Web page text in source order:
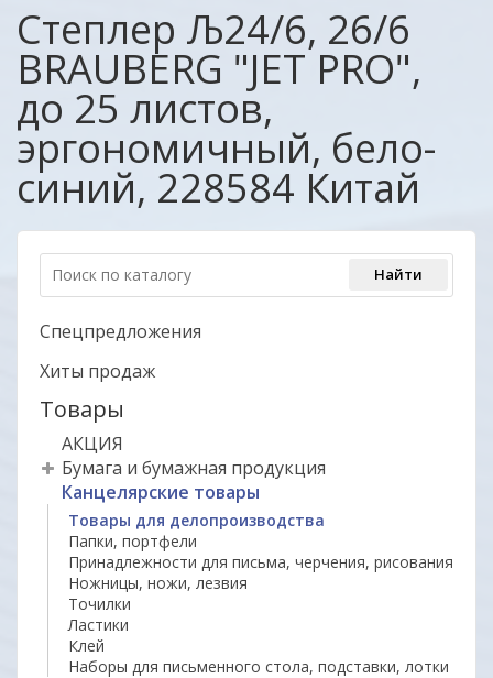
Степлер Љ24/6, 26/6
BRAUBERG "JET PRO",
до 25 листов,
эргономичный, бело-
синий, 228584 Китай
Спецпредложения
Хиты продаж
Товары
АКЦИЯ
Бумага и бумажная продукция
Канцелярские товары
Товары для делопроизводства
Папки, портфели
Принадлежности для письма, черчения, рисования
Ножницы, ножи, лезвия
Точилки
Ластики
Клей
Наборы для письменного стола, подставки, лотки